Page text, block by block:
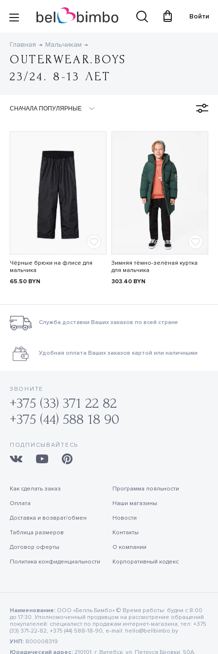
Войти
Главная Мальчикам
OUTERWEAR.BOYS
23/24. 8-13 ЛЕТ
Чёрные брюки на флисе для
мальчика
65.50 BYN
Зимняя тёмно-зелёная куртка
для мальчика
303.40 BYN
Служба доставки Ваших заказов по всей стране
Удобная оплата Ваших заказов картой или наличными
ЗВОНИТЕ
+375 (33) 371 22 82
+375 (44) 588 18 90
ПОДПИСЫВАЙТЕСЬ
Как сделать заказ
Оплата
Доставка и возврат/обмен
Таблица размеров
Договор оферты
Политика конфиденциальности
Программа лояльности
Наши магазины
Новости
Контакты
О компании
Корпоративный кодекс
Наименование: ООО «Белль Бимбо» © Время работы: будни с 8:00
до 17:30. Уполномоченный продавцом на рассмотрение обращений
покупателей: специалист по продажам интернет-магазина, тел: +375
(33) 371-22-82, +375 (44) 588-18-90, e-mail: hello@bellbimbo.by
УНП: 800008319
Юридический адрес: 210101, г. Витебск, ул. Петруся Бровки, 50А,